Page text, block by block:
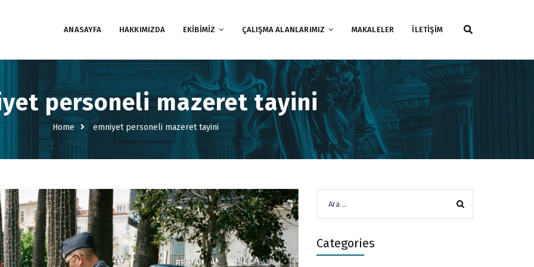
ANASAYFA HAKKIMIZDA EKİBİMİZ ÇALIŞMA ALANLARIMIZ MAKALELER İLETİŞİM
personeli mazeret tayini
Home emniyet personeli mazeret tayini
Categories